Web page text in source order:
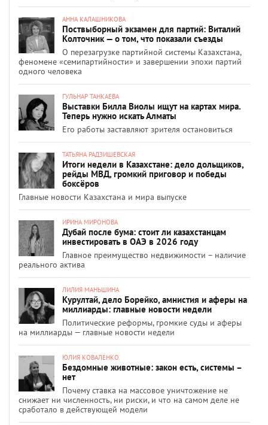
АННА КАЛАШНИКОВА
Поствыборный экзамен для партий: Виталий
Колточник — о том, что показали съезды
О перезагрузке партийной системы Казахстана,
феномене «семипартийности» и завершении эпохи партий
одного человека
ГУЛЬНАР ТАНКАЕВА
Выставки Билла Виолы ищут на картах мира.
Теперь нужно искать Алматы
Его работы заставляют зрителя остановиться
ТАТЬЯНА РАДЗИШЕВСКАЯ
Итоги недели в Казахстане: дело дольщиков,
рейды МВД, громкий приговор и победы
боксёров
Главные новости Казахстана и мира выпуске
ИРИНА МИРОНОВА
Дубай после бума: стоит ли казахстанцам
инвестировать в ОАЭ в 2026 году
Главное преимущество недвижимости – наличие
реального актива
ЛИЛИЯ МАНЬШИНА
Курултай, дело Борейко, амнистия и аферы на
миллиарды: главные новости недели
Политические реформы, громкие суды и аферы
на миллиарды — главные новости недели
ЮЛИЯ КОВАЛЕНКО
Бездомные животные: закон есть, системы –
нет
Почему ставка на массовое уничтожение не
снижает ни численность, ни риски, и что на самом деле не
сработало в действующей модели